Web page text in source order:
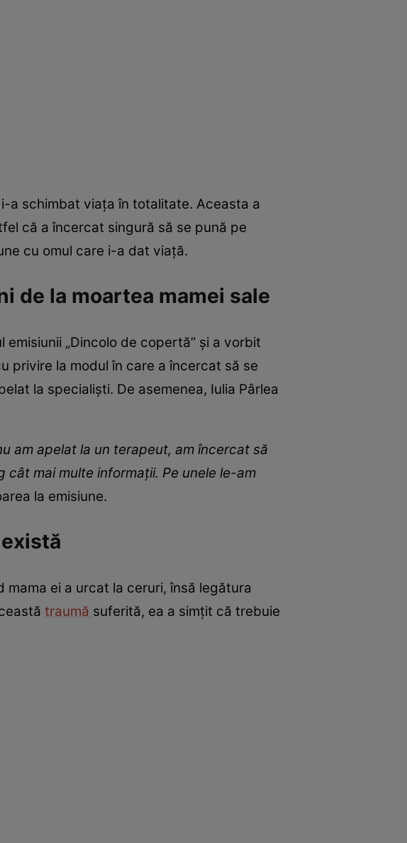
a schimbat viața în totalitate. Aceasta a
că a încercat singură să se pună pe
cu omul care i-a dat viață.
de la moartea mamei sale
„Dincolo de copertă” și a vorbit
privire la modul în care a încercat să se
la specialiști. De asemenea, Iulia Pârlea
am apelat la un terapeut, am încercat să
cât mai multe informații. Pe unele le-am
la emisiune.
mama ei a urcat la ceruri, însă legătura
traumă suferită, ea a simțit că trebuie